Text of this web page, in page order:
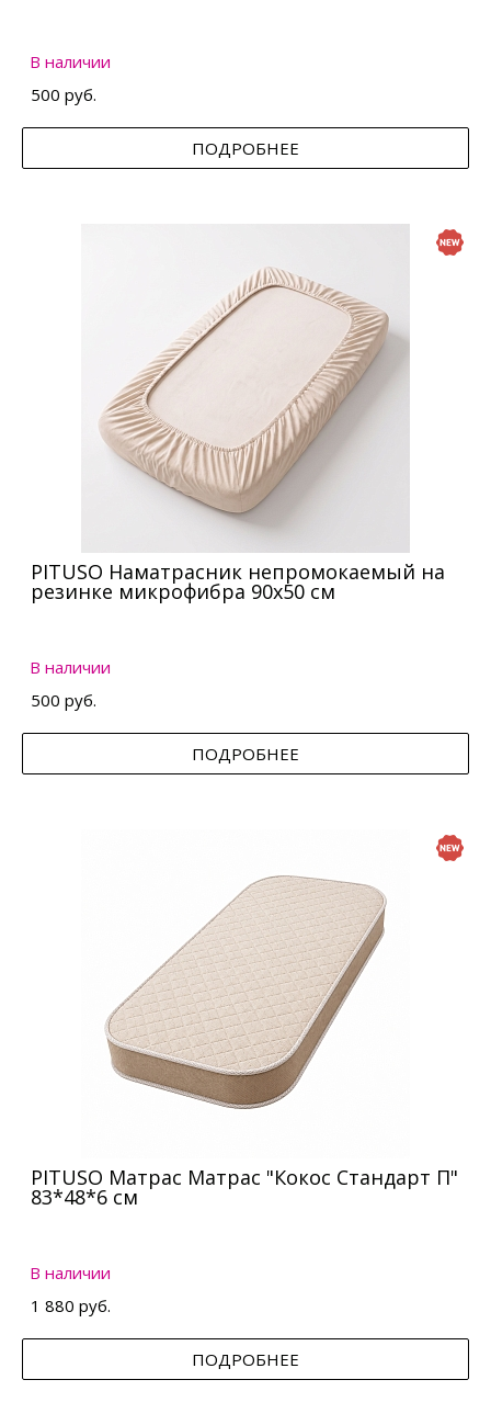
В наличии
500 руб.
ПОДРОБНЕЕ
PITUSO Наматрасник непромокаемый на
резинке микрофибра 90х50 см
В наличии
500 руб.
ПОДРОБНЕЕ
PITUSO Матрас Матрас "Кокос Стандарт П"
83*48*6 см
В наличии
1 880 руб.
ПОДРОБНЕЕ